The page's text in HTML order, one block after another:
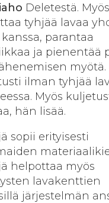
Deletestä.
tyhjää lavaa
parantaa
ja pienentää
myötä.
ilman tyhjää
Myös
hän lisää.
sopii erityisesti
helpottaa myös
lavakenttien
järjestelmän